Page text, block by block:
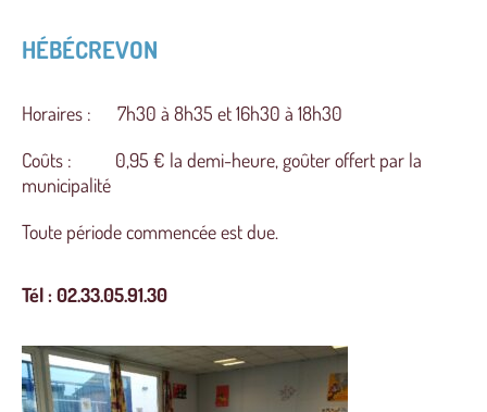
HÉBÉCREVON
Horaires : 7h30 à 8h35 et 16h30 à 18h30
Coûts : 0,95 € la demi-heure, goûter offert par la
municipalité
Toute période commencée est due.
Tél : 02.33.05.91.30